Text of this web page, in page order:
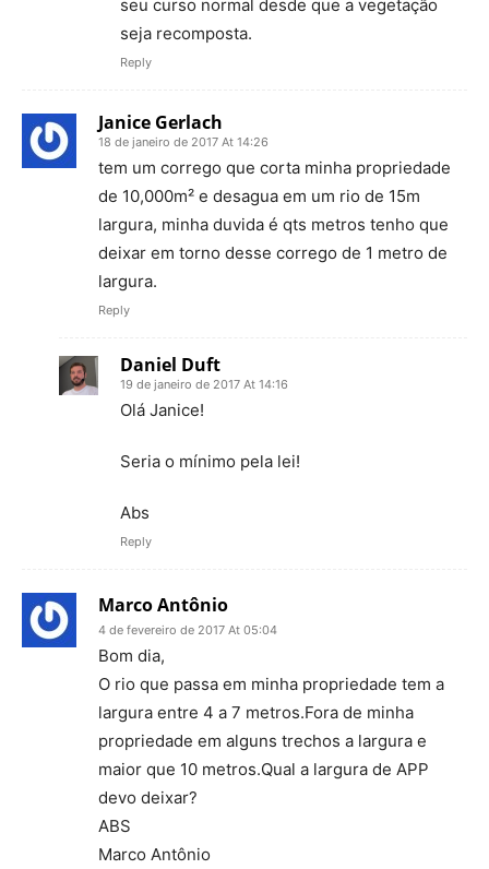
seu curso normal desde que a vegetação
seja recomposta.
Reply
Janice Gerlach
18 de janeiro de 2017 At 14:26
tem um corrego que corta minha propriedade
de 10,000m² e desagua em um rio de 15m
largura, minha duvida é qts metros tenho que
deixar em torno desse corrego de 1 metro de
largura.
Reply
Daniel Duft
19 de janeiro de 2017 At 14:16
Olá Janice!
Seria o mínimo pela lei!
Abs
Reply
Marco Antônio
4 de fevereiro de 2017 At 05:04
Bom dia,
O rio que passa em minha propriedade tem a
largura entre 4 a 7 metros.Fora de minha
propriedade em alguns trechos a largura e
maior que 10 metros.Qual a largura de APP
devo deixar?
ABS
Marco Antônio